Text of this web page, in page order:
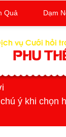
vụ Cưới hỏi
PHU
ý khi chọn
Quả Dạm